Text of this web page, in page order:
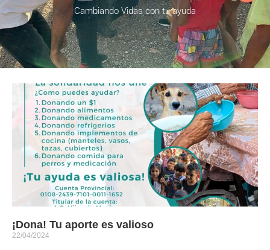
Cambiando Vidas con tu ayuda
¡Dona! Tu aporte es valioso
22/04/2024